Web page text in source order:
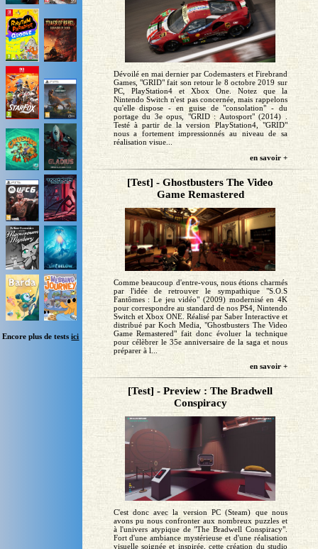
Encore plus de testsici
Dévoilé en mai dernier par Codemasters et Firebrand
Games, "GRID" fait son retour le 8 octobre 2019 sur
PC, PlayStation4 et Xbox One. Notez que la
Nintendo Switch n'est pas concernée, mais rappelons
qu'elle dispose - en guise de "consolation" - du
portage du 3e opus, "GRID : Autosport" (2014) .
Testé à partir de la version PlayStation4, "GRID"
nous a fortement impressionnés au niveau de sa
réalisation visue...
en savoir +
[Test] - Ghostbusters The Video
Game Remastered
Comme beaucoup d'entre-vous, nous étions charmés
par l'idée de retrouver le sympathique "S.O.S
Fantômes : Le jeu vidéo" (2009) modernisé en 4K
pour correspondre au standard de nos PS4, Nintendo
Switch et Xbox ONE. Réalisé par Saber Interactive et
distribué par Koch Media, "Ghostbusters The Video
Game Remastered" fait donc évoluer la technique
pour célèbrer le 35e anniversaire de la saga et nous
préparer à l...
en savoir +
[Test] - Preview : The Bradwell
Conspiracy
C'est donc avec la version PC (Steam) que nous
avons pu nous confronter aux nombreux puzzles et
à l'univers atypique de "The Bradwell Conspiracy".
Fort d'une ambiance mystérieuse et d'une réalisation
visuelle soignée et inspirée, cette création du studio